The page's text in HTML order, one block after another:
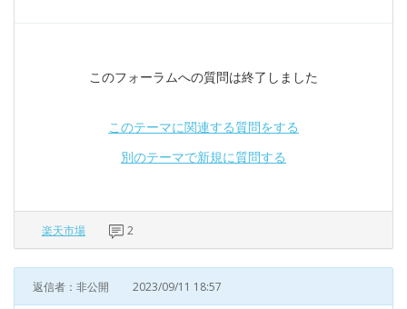
このフォーラムへの質問は終了しました
このテーマに関連する質問をする
別のテーマで新規に質問する
楽天市場 2
返信者：非公開 2023/09/11 18:57